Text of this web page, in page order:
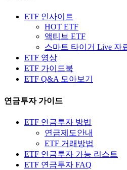
ETF 인사이트
HOT ETF
액티브 ETF
스마트 타이거 Live 자
ETF 영상
ETF 가이드북
ETF Q&A 모아보기
연금투자 가이드
ETF 연금투자 방법
연금제도안내
ETF 거래방법
ETF 연금투자 가능 리스트
ETF 연금투자 FAQ